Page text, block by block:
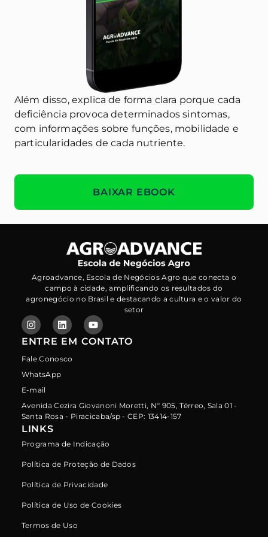
Além disso, explica de forma clara porque cada
deficiência provoca determinados sintomas,
com informações sobre funções, mobilidade e
particularidades de cada nutriente.
BAIXAR EBOOK
Agroadvance, Escola de Negócios Agro que conecta o
campo à cidade, amplificando os resultados do
agronegócio no Brasil e destacando a cultura e o valor do
setor
ENTRE EM CONTATO
Fale Conosco
WhatsApp
E-mail
Avenida Cezira Giovanoni Moretti, Nº 905, Térreo, Sala 01 -
Santa Rosa - Piracicaba/sp - CEP: 13414-157
LINKS
Programa de Indicação
Política de Proteção de Dados
Política de Privacidade
Política de Uso de Cookies
Termos de Uso